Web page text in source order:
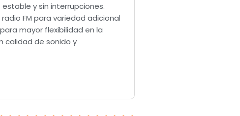
y sin interrupciones.
FM para variedad adicional
mayor flexibilidad en la
calidad de sonido y